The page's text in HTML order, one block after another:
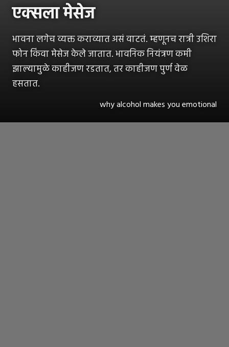
एक्सला मेसेज
भावना लगेच व्यक्त कराव्यात असं वाटतं. म्हणूनच रात्री उशिरा
फोन किंवा मेसेज केले जातात. भावनिक नियंत्रण कमी
झाल्यामुळे काहीजण रडतात, तर काहीजण पुर्ण वेळ
हसतात.
why alcohol makes you emotional